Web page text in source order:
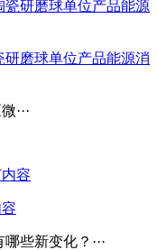
研磨球单位产品能源消
···
些新变化？···